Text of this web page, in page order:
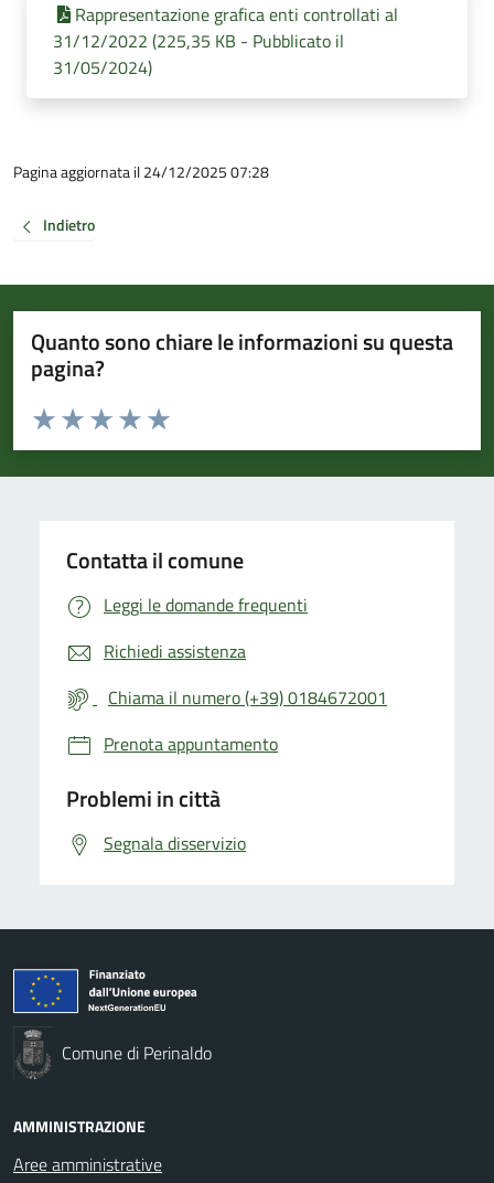
Rappresentazione grafica enti controllati al
31/12/2022 (225,35 KB - Pubblicato il
31/05/2024)
Pagina aggiornata il 24/12/2025 07:28
Indietro
Quanto sono chiare le informazioni su questa
pagina?
Valuta da 1 a 5 stelle la pagina
Valuta 5 stelle su 5
Valuta 4 stelle su 5
Valuta 3 stelle su 5
Valuta 2 stelle su 5
Valuta 1 stelle su 5
Contatta il comune
Leggi le domande frequenti
Richiedi assistenza
Chiama il numero (+39) 0184672001
Prenota appuntamento
Problemi in città
Segnala disservizio
Comune di Perinaldo
AMMINISTRAZIONE
Aree amministrative